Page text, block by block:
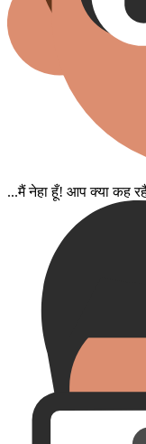
...मैं नेहा हूँ! आप क्या कह